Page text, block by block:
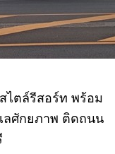
ไตล์รีสอร์ท พร้อม
ลศักยภาพ ติดถนน